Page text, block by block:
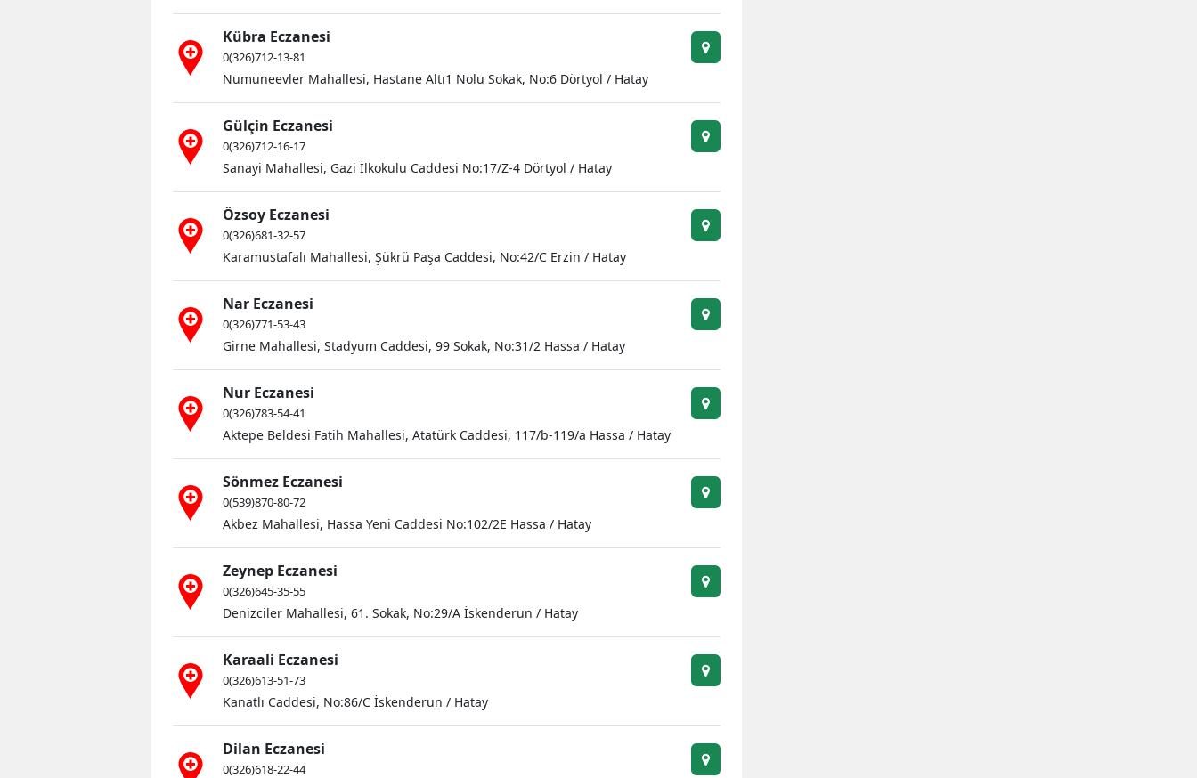
Kübra Eczanesi
0(326)712-13-81
Numuneevler Mahallesi, Hastane Altı1 Nolu Sokak, No:6 Dörtyol / Hatay
Gülçin Eczanesi
0(326)712-16-17
Sanayi Mahallesi, Gazi İlkokulu Caddesi No:17/Z-4 Dörtyol / Hatay
Özsoy Eczanesi
0(326)681-32-57
Karamustafalı Mahallesi, Şükrü Paşa Caddesi, No:42/C Erzin / Hatay
Nar Eczanesi
0(326)771-53-43
Girne Mahallesi, Stadyum Caddesi, 99 Sokak, No:31/2 Hassa / Hatay
Nur Eczanesi
0(326)783-54-41
Aktepe Beldesi Fatih Mahallesi, Atatürk Caddesi, 117/b-119/a Hassa / Hatay
Sönmez Eczanesi
0(539)870-80-72
Akbez Mahallesi, Hassa Yeni Caddesi No:102/2E Hassa / Hatay
Zeynep Eczanesi
0(326)645-35-55
Denizciler Mahallesi, 61. Sokak, No:29/A İskenderun / Hatay
Karaali Eczanesi
0(326)613-51-73
Kanatlı Caddesi, No:86/C İskenderun / Hatay
Dilan Eczanesi
0(326)618-22-44